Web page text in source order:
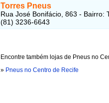
Torres Pneus
Rua José Bonifácio, 863 - Bairro:
(81) 3236-6643
Encontre também lojas de Pneus no
» Pneus no Centro de Recife